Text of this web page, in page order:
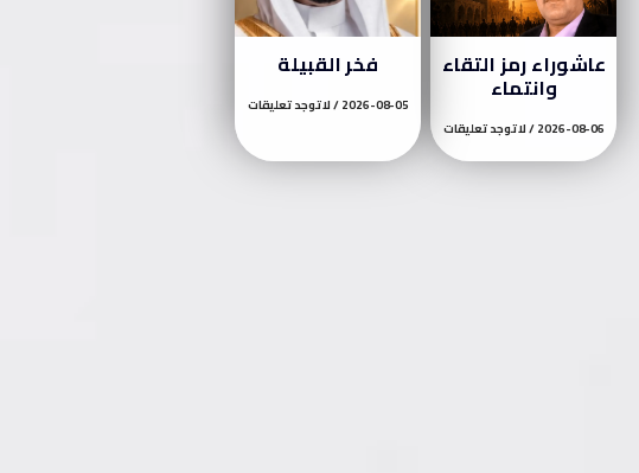
عاشوراء رمز التقاء
وانتماء
2026-08-06 لا توجد تعليقات
فخر القبيلة
2026-08-05 لا توجد تعليقات